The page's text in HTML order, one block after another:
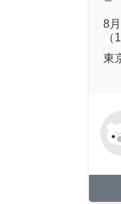
8
東